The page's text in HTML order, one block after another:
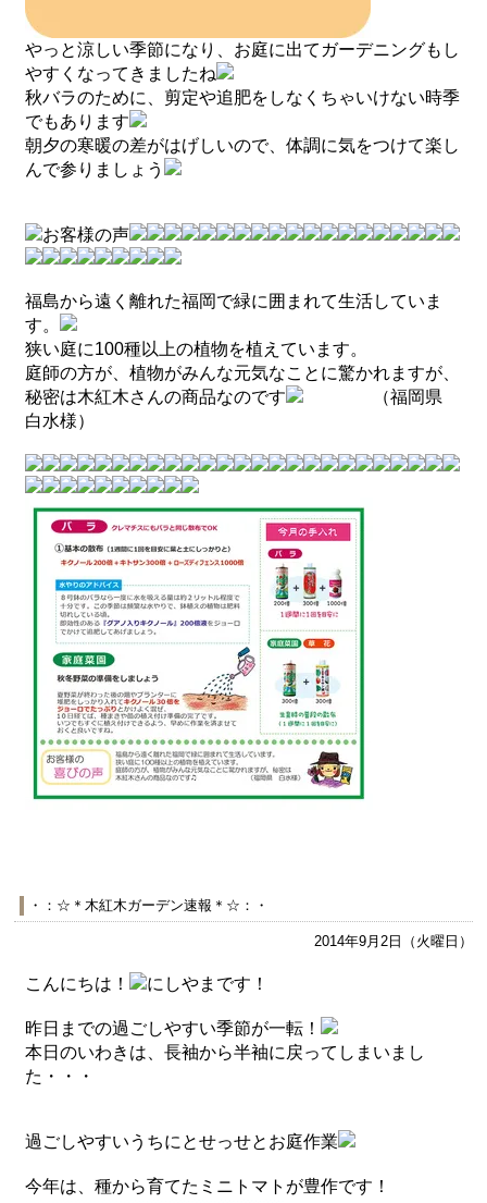
やっと涼しい季節になり、お庭に出てガーデニングもし
やすくなってきましたね
秋バラのために、剪定や追肥をしなくちゃいけない時季
でもあります
朝夕の寒暖の差がはげしいので、体調に気をつけて楽し
んで参りましょう
お客様の声
福島から遠く離れた福岡で緑に囲まれて生活していま
す。
狭い庭に100種以上の植物を植えています。
庭師の方が、植物がみんな元気なことに驚かれますが、
秘密は木紅木さんの商品なのです
（福岡県
白水様）
・：☆＊木紅木ガーデン速報＊☆：・
2014年9月2日（火曜日）
こんにちは！ にしやまです！
昨日までの過ごしやすい季節が一転！
本日のいわきは、長袖から半袖に戻ってしまいまし
た・・・
過ごしやすいうちにとせっせとお庭作業
今年は、種から育てたミニトマトが豊作です！